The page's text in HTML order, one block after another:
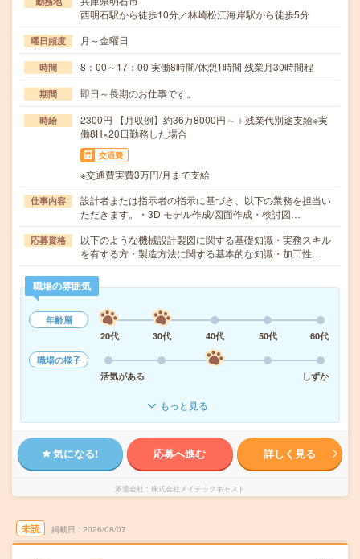
西明石駅から徒歩10分／林崎松江海岸駅から徒歩5分
曜日頻度 月～金曜日
時間 8：00～17：00 実働8時間/休憩1時間 残業月30時間程
期間 即日～長期のお仕事です。
時給
2300円 【月収例】約36万8000円～＋残業代別途支給※実
働8H×20日勤務した場合
交通費
※交通費実費3万円/月まで支給
仕事内容
設計者または指示者の指示に基づき、以下の業務を担当い
ただきます。・3D モデル作成/図面作成・検討図…
応募資格
以下のような機械設計製図に関する基礎知識・実務スキル
を有する方・製造方法に関する基本的な知識・加工性…
職場の雰囲気
年齢層
20代
30代 40代 50代
60代
職場の様子
活気がある
しずか
もっと見る
気になる! 応募へ進む 詳しく見る
派遣会社 株式会社メイテックキャスト
未読 掲載日 2026/08/07